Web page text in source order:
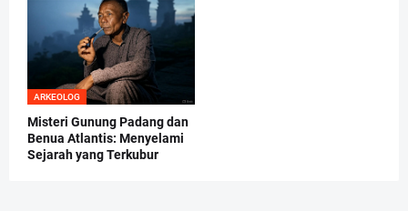
ARKEOLOG
Misteri Gunung Padang dan
Benua Atlantis: Menyelami
Sejarah yang Terkubur